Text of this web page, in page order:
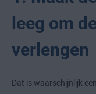
leeg om
verlengen
Dat is waarschijnlijk